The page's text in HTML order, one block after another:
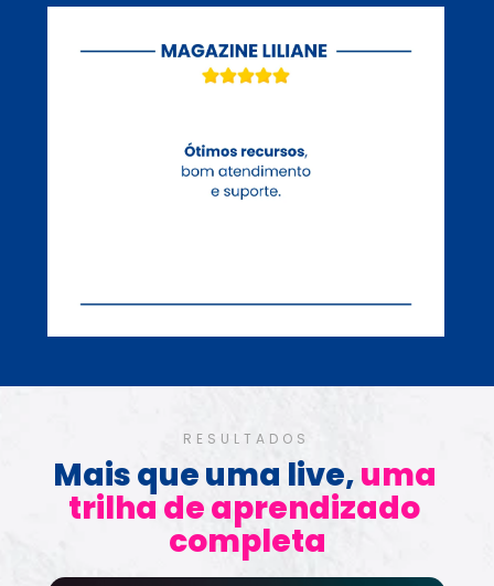
RESULTADOS
Mais que uma live, uma
trilha de aprendizado
completa